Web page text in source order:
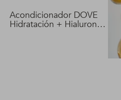
Acondicionador DOVE
Hidratación + Hialuron